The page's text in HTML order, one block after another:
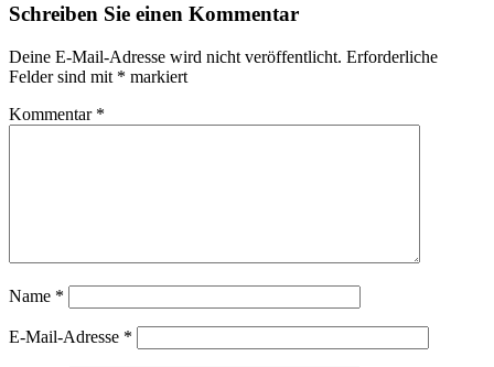
Schreiben Sie einen Kommentar
Deine E-Mail-Adresse wird nicht veröffentlicht. Erforderliche
Felder sind mit * markiert
Kommentar *
Name *
E-Mail-Adresse *